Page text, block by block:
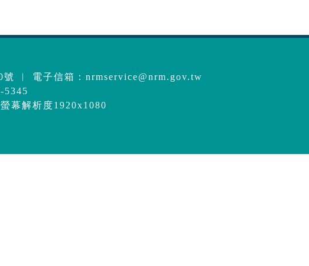
︱ 電子信箱： nrmservice@nrm.gov.tw
5345
幕解析度1920x1080